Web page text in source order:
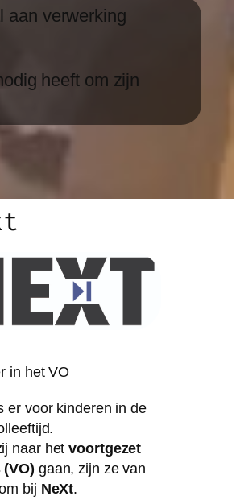
aan verwerking
heeft om zijn
in het VO
er voor kinderen in de
naar hetvoortgezet
gaan, zijn ze van
bij NeXt.